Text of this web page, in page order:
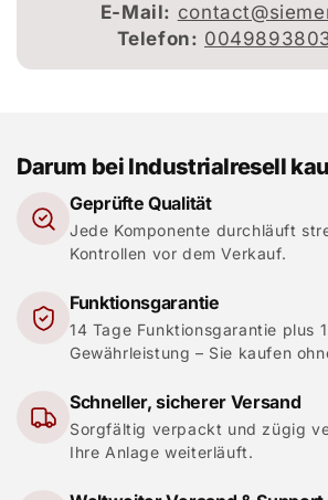
E-Mail:
Telefon:
Darum bei Industrialresell
Geprüfte Qualität
Jede Komponente durchläuft
Kontrollen vor dem Verkauf.
Funktionsgarantie
14 Tage Funktionsgarantie plus
Gewährleistung – Sie kaufen
Schneller, sicherer Versand
Sorgfältig verpackt und zügig
Ihre Anlage weiterläuft.